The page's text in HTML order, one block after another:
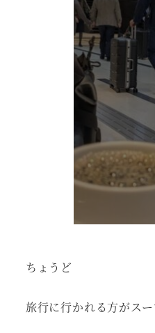
ちょうど
旅行に行かれる方がス